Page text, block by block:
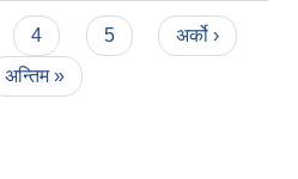
4 5
अर्को ›
अन्तिम »